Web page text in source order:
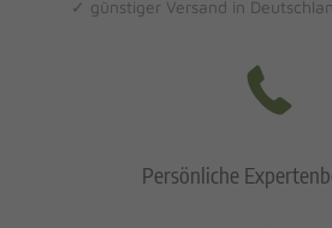
✓ günstiger Versand in
Persönliche